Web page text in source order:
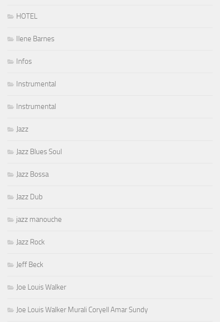
HOTEL
Ilene Barnes
Infos
Instrumental
Instrumental
Jazz
Jazz Blues Soul
Jazz Bossa
Jazz Dub
jazz manouche
Jazz Rock
Jeff Beck
Joe Louis Walker
Joe Louis Walker Murali Coryell Amar Sundy